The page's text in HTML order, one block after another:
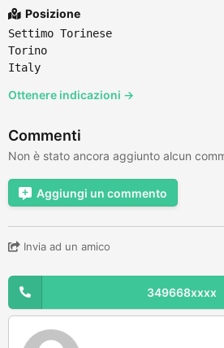
Posizione
Settimo Torinese
Torino
Italy
Ottenere indicazioni →
Commenti
Non è stato ancora aggiunto alcun
Aggiungi un commento
Invia ad un amico
349668xxxx